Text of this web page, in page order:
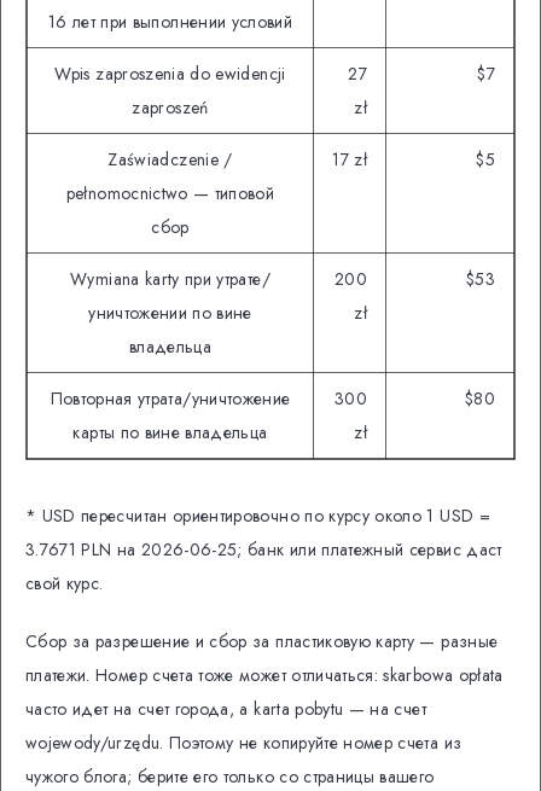
16 лет при выполнении условий
Wpis zaproszenia do ewidencji
zaproszeń
27
zł
$7
Zaświadczenie /
pełnomocnictwo — типовой
сбор
17 zł $5
Wymiana karty при утрате/
уничтожении по вине
владельца
200
zł
$53
Повторная утрата/уничтожение
карты по вине владельца
300
zł
$80
* USD пересчитан ориентировочно по курсу около 1 USD =
3.7671 PLN на 2026-06-25; банк или платежный сервис даст
свой курс.
Сбор за разрешение и сбор за пластиковую карту — разные
платежи. Номер счета тоже может отличаться: skarbowa opłata
часто идет на счет города, а karta pobytu — на счет
wojewody/urzędu. Поэтому не копируйте номер счета из
чужого блога; берите его только со страницы вашего